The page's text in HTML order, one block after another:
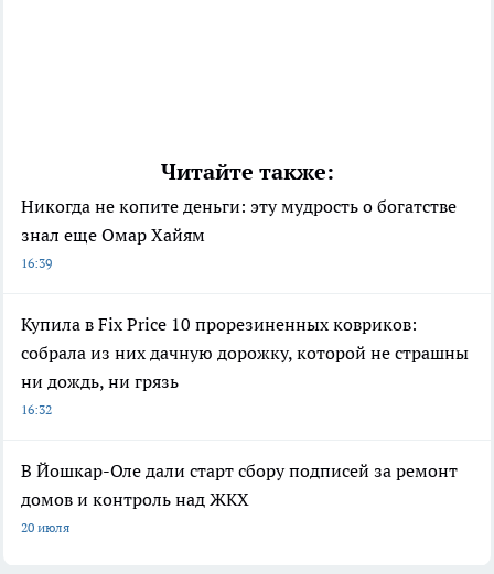
Читайте также:
Никогда не копите деньги: эту мудрость о богатстве
знал еще Омар Хайям
16:39
Купила в Fix Price 10 прорезиненных ковриков:
собрала из них дачную дорожку, которой не страшны
ни дождь, ни грязь
16:32
В Йошкар-Оле дали старт сбору подписей за ремонт
домов и контроль над ЖКХ
20 июля